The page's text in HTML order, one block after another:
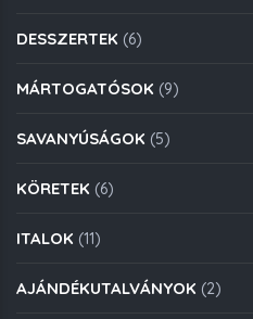
DESSZERTEK (6)
MÁRTOGATÓSOK (9)
SAVANYÚSÁGOK (5)
KÖRETEK (6)
ITALOK (11)
AJÁNDÉKUTALVÁNYOK (2)